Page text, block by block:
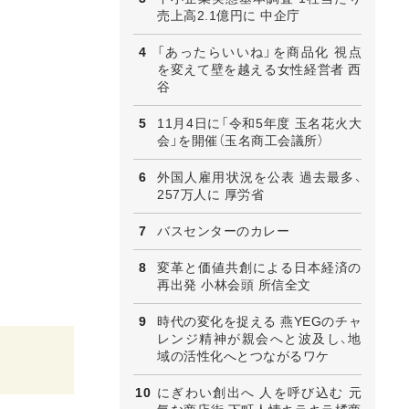
売上高2.1億円に 中企庁
「あったらいいね」を商品化 視点
を変えて壁を越える女性経営者 西
谷
11月4日に「令和5年度 玉名花火大
会」を開催（玉名商工会議所）
外国人雇用状況を公表 過去最多、
257万人に 厚労省
バスセンターのカレー
変革と価値共創による日本経済の
再出発 小林会頭 所信全文
時代の変化を捉える 燕YEGのチャ
レンジ精神が親会へと波及し、地
域の活性化へとつながるワケ
にぎわい創出へ 人を呼び込む 元